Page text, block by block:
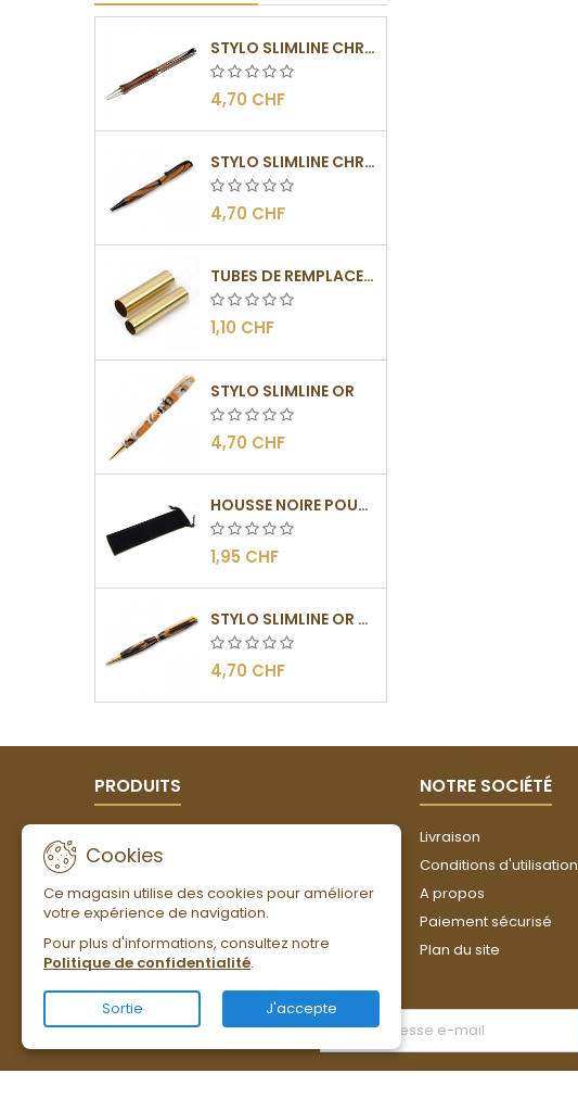
STYLO SLIMLINE CHROMÉ
4,70 CHF
STYLO SLIMLINE CHROMÉ NOIR
4,70 CHF
TUBES DE REMPLACEMENT POUR MÉCANISME SLIMLINE
1,10 CHF
STYLO SLIMLINE OR
4,70 CHF
HOUSSE NOIRE POUR STYLO
1,95 CHF
STYLO SLIMLINE OR - BARRETTE PLATE
4,70 CHF
PRODUITS
Nouveaux produits
Meilleures ventes
NOTRE SOCIÉTÉ
Livraison
Conditions d'utilisation
A propos
Paiement sécurisé
Plan du site
Cookies
Ce magasin utilise des cookies pour améliorer
votre expérience de navigation.
Pour plus d'informations, consultez notre
Politique de confidentialité.
Sortie J'accepte
LETTRE D'INFORMATIONS